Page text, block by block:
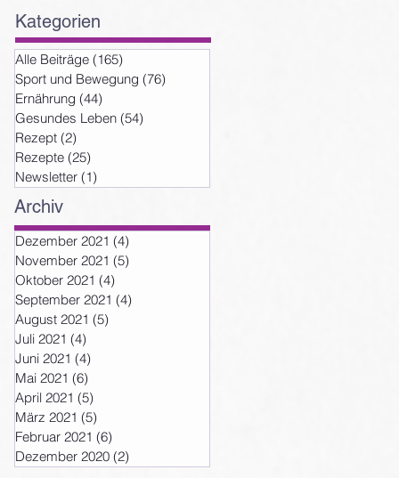
Kategorien
Alle Beiträge (165)
Sport und Bewegung (76)
Ernährung (44)
Gesundes Leben (54)
Rezept (2)
Rezepte (25)
Newsletter (1)
Archiv
Dezember 2021 (4)
November 2021 (5)
Oktober 2021 (4)
September 2021 (4)
August 2021 (5)
Juli 2021 (4)
Juni 2021 (4)
Mai 2021 (6)
April 2021 (5)
März 2021 (5)
Februar 2021 (6)
Dezember 2020 (2)